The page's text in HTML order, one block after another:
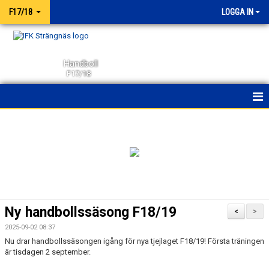
F17/18 LOGGA IN
Handboll
F17/18
TRUPPEN
BILDGALLERI
>
<
Ny handbollssäsong F18/19
2025-09-02 08:37
Nu drar handbollssäsongen igång för nya tjejlaget F18/19! Första träningen
är tisdagen 2 september.